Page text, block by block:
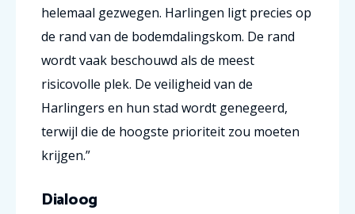
helemaal gezwegen. Harlingen ligt precies op
de rand van de bodemdalingskom. De rand
wordt vaak beschouwd als de meest
risicovolle plek. De veiligheid van de
Harlingers en hun stad wordt genegeerd,
terwijl die de hoogste prioriteit zou moeten
krijgen.”
Dialoog